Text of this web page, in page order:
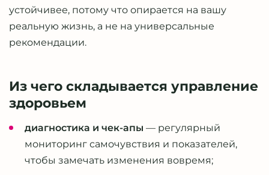
устойчивее, потому что опирается на вашу
реальную жизнь, а не на универсальные
рекомендации.
Из чего складывается управление
здоровьем
диагностика и чек-апы — регулярный
мониторинг самочувствия и показателей,
чтобы замечать изменения вовремя;